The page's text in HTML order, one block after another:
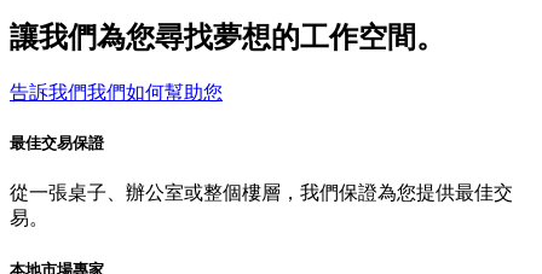
讓我們為您尋找夢想的工作空間。
告訴我們我們如何幫助您
最佳交易保證
從一張桌子、辦公室或整個樓層，我們保證為您提供最佳交
易。
本地市場專家